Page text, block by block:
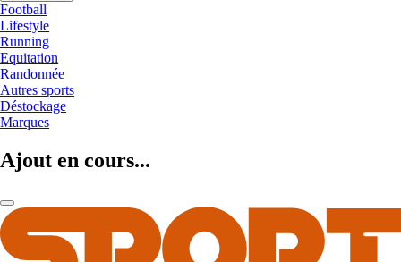
Football
Lifestyle
Running
Equitation
Randonnée
Autres sports
Déstockage
Marques
Ajout en cours...